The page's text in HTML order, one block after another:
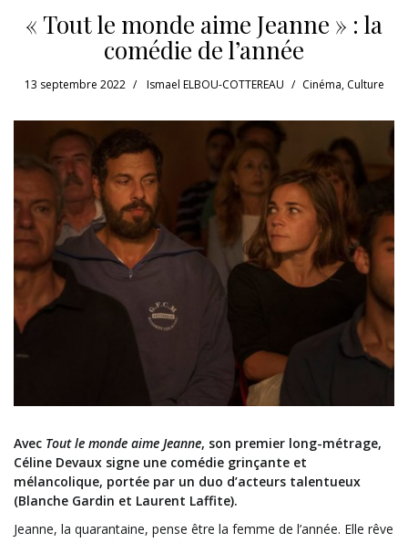
« Tout le monde aime Jeanne » : la
comédie de l’année
13 septembre 2022 Ismael ELBOU-COTTEREAU Cinéma, Culture
Avec Tout le monde aime Jeanne, son premier long-métrage,
Céline Devaux signe une comédie grinçante et
mélancolique, portée par un duo d’acteurs talentueux
(Blanche Gardin et Laurent Laffite).
Jeanne, la quarantaine, pense être la femme de l’année. Elle rêve